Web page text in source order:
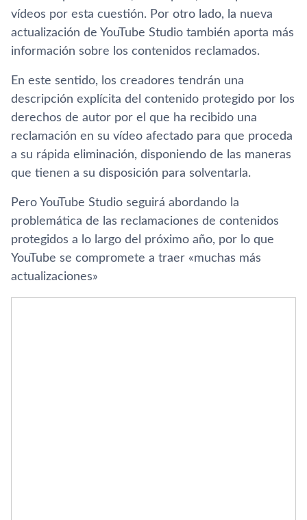
vídeos por esta cuestión. Por otro lado, la nueva
actualización de YouTube Studio también aporta más
información sobre los contenidos reclamados.
En este sentido, los creadores tendrán una
descripción explícita del contenido protegido por los
derechos de autor por el que ha recibido una
reclamación en su vídeo afectado para que proceda
a su rápida eliminación, disponiendo de las maneras
que tienen a su disposición para solventarla.
Pero YouTube Studio seguirá abordando la
problemática de las reclamaciones de contenidos
protegidos a lo largo del próximo año, por lo que
YouTube se compromete a traer «muchas más
actualizaciones»